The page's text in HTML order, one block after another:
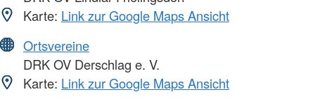
Karte: Link zur Google Maps Ansicht
Ortsvereine
DRK OV Derschlag e. V.
Karte: Link zur Google Maps Ansicht